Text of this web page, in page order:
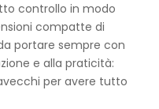
controllo in modo
compatte di
portare sempre con
e alla praticità:
per avere tutto